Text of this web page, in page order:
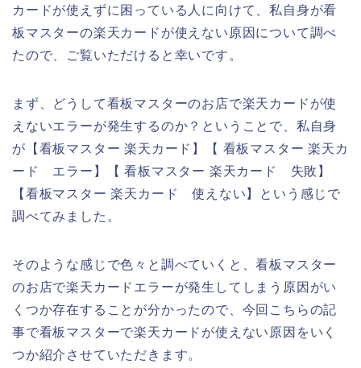
カードが使えずに困っている人に向けて、私自身が看
板マスターの楽天カードが使えない原因について調べ
たので、ご覧いただけると幸いです。
まず、どうして看板マスターのお店で楽天カードが使
えないエラーが発生するのか？ということで、私自身
が【看板マスター 楽天カード】【 看板マスター 楽天カ
ード エラー】【 看板マスター 楽天カード 失敗】
【看板マスター 楽天カード 使えない】という感じで
調べてみました。
そのような感じで色々と調べていくと、看板マスター
のお店で楽天カードエラーが発生してしまう原因がい
くつか存在することが分かったので、今回こちらの記
事で看板マスターで楽天カードが使えない原因をいく
つか紹介させていただきます。